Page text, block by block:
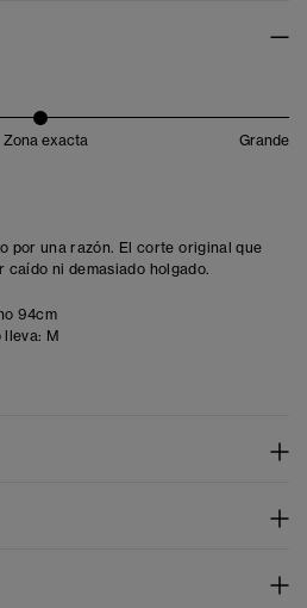
Zona exacta Grande
por una razón. El corte original que
caído ni demasiado holgado.
94cm
lleva: M